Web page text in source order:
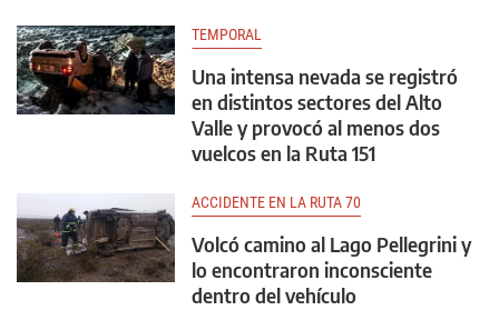
TEMPORAL
Una intensa nevada se registró
en distintos sectores del Alto
Valle y provocó al menos dos
vuelcos en la Ruta 151
ACCIDENTE EN LA RUTA 70
Volcó camino al Lago Pellegrini y
lo encontraron inconsciente
dentro del vehículo